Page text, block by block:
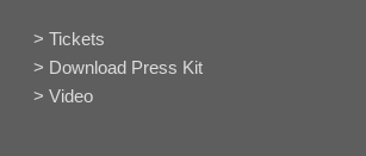
> Tickets
> Download Press Kit
> Video